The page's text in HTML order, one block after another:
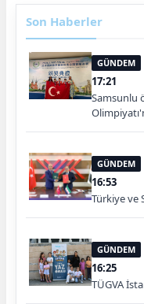
Son Haberler
GÜNDEM
17:21
Samsunlu
GÜNDEM
16:53
Türkiye ve
GÜNDEM
16:25
TÜGVA